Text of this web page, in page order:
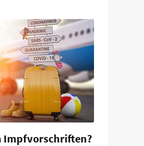
Impfvorschriften?